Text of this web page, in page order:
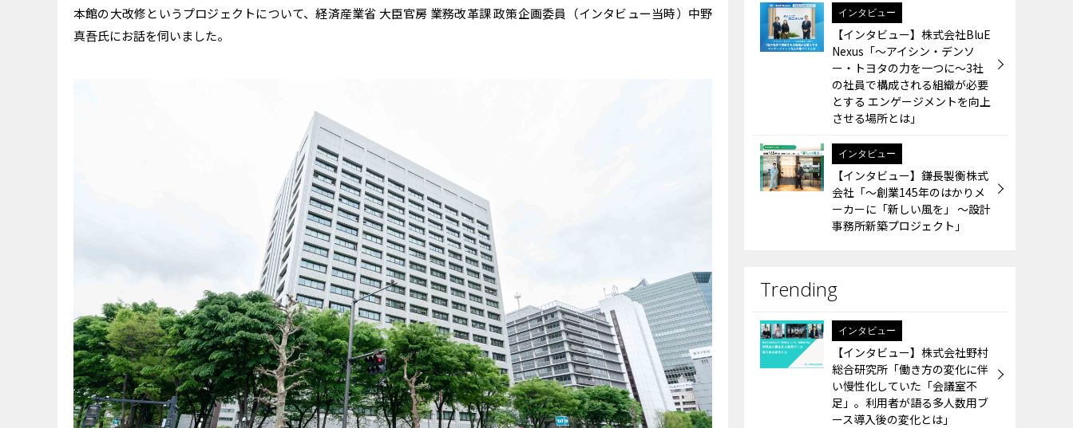
本館の大改修というプロジェクトについて、経済産業省 大臣官房 業務改革課 政策企画委員（インタビュー当時）中野
真吾氏にお話を伺いました。
インタビュー
【インタビュー】株式会社BluE
Nexus「～アイシン・デンソ
ー・トヨタの力を一つに～3社
の社員で構成される組織が必要
とする エンゲージメントを向上
させる場所とは」
インタビュー
【インタビュー】鎌長製衡株式
会社「～創業145年のはかりメ
ーカーに「新しい風を」 ～設計
事務所新築プロジェクト」
インタビュー
【インタビュー】株式会社野村
総合研究所「働き方の変化に伴
い慢性化していた「会議室不
足」。利用者が語る多人数用ブ
ース導入後の変化とは」